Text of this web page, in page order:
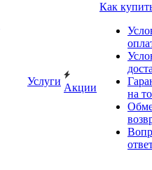
Услуги
Акции
Как
на